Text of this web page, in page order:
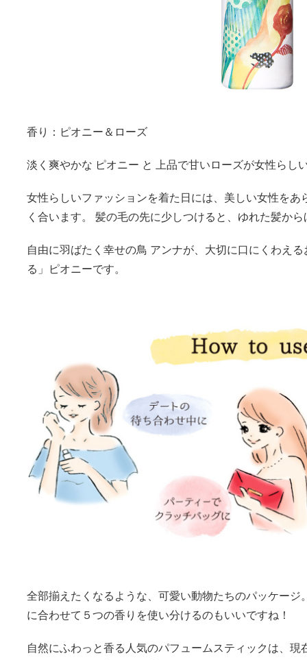
香り：ピオニー＆ローズ
淡く爽やかな ピオニー と 上品で甘いローズが女性らし
女性らしいファッションを着た日には、美しい女性を
く合います。 髪の毛の先に少しつけると、ゆれた髪か
自由に羽ばたく幸せの鳥 アンナが、大切に口にくわえ
る」ピオニーです。
全部揃えたくなるような、可愛い動物たちのパッケー
に合わせて５つの香りを使い分けるのもいいですね！
自然にふわっと香る人気のパフュームスティックは、